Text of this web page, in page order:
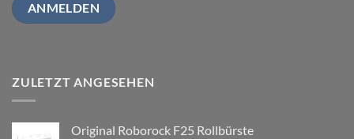
ZULETZT ANGESEHEN
Original Roborock F25 Rollbürste